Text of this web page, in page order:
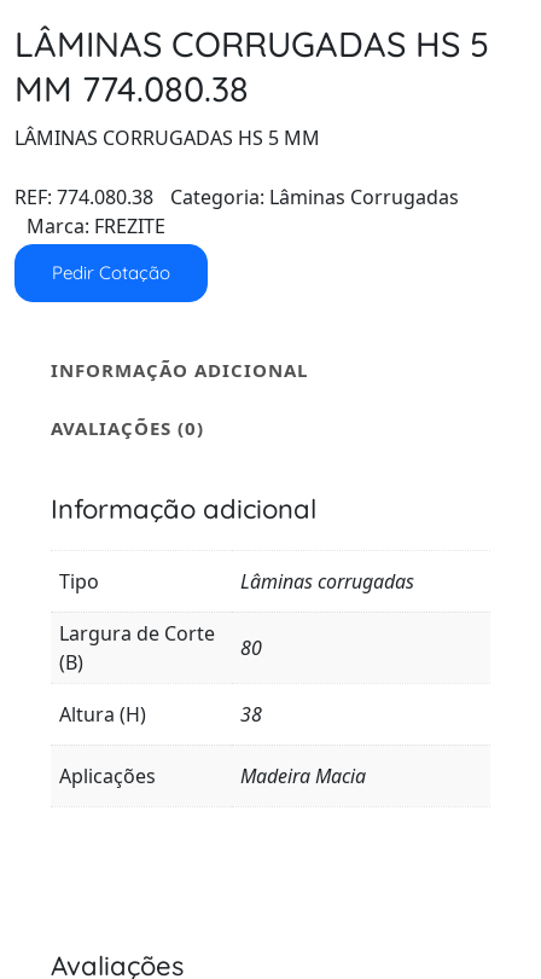
LÂMINAS CORRUGADAS HS 5
MM 774.080.38
LÂMINAS CORRUGADAS HS 5 MM
REF: 774.080.38 Categoria: Lâminas Corrugadas
Marca: FREZITE
Pedir Cotação
INFORMAÇÃO ADICIONAL
AVALIAÇÕES (0)
Informação adicional
Tipo
Lâminas corrugadas
Largura de Corte
(B)
80
Altura (H) 38
Aplicações Madeira Macia
Avaliações